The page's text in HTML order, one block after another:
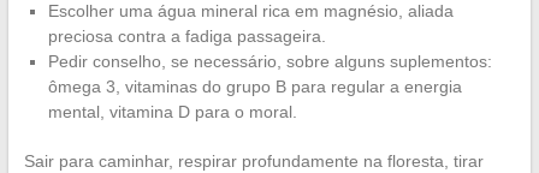
Escolher uma água mineral rica em magnésio, aliada
preciosa contra a fadiga passageira.
Pedir conselho, se necessário, sobre alguns suplementos:
ômega 3, vitaminas do grupo B para regular a energia
mental, vitamina D para o moral.
Sair para caminhar, respirar profundamente na floresta, tirar